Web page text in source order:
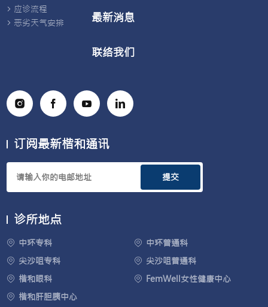
应诊流程
恶劣天气安排
最新消息
联络我们
订阅最新楷和通讯
提交
诊所地点
中环专科
中环普通科
尖沙咀专科
尖沙咀普通科
楷和眼科
FemWell女性健康中心
楷和肝胆胰中心